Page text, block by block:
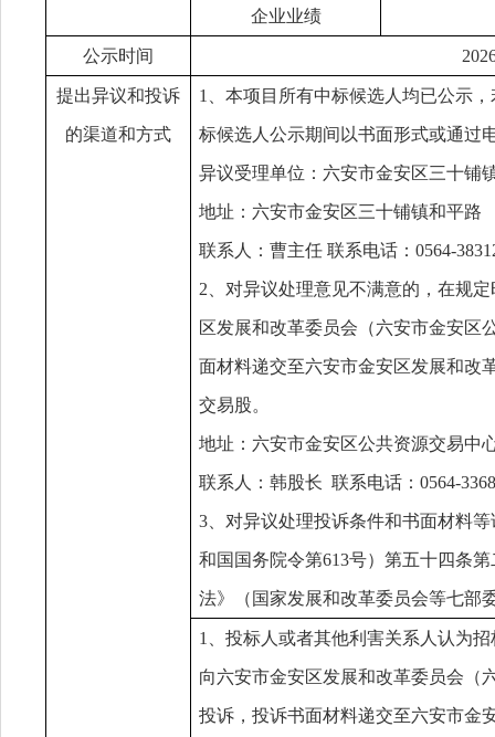
企业业绩
公示时间 202
提出异议和投诉
的渠道和方式
1、本项目所有中标候选人均已公示
标候选人公示期间以书面形式或通过
异议受理单位： 六安市金安区三十铺
地址： 六安市金安区三十铺镇和平路
联系人：曹主任 联系电话：0564-
2、对异议处理意见不满意的，在规
区发展和改革委员会（六安市金安区
面材料递交至六安市金安区发展和改
交易股。
地址：六安市金安区公共资源交易中
联系人：韩股长 联系电话：0564-
3、对异议处理投诉条件和书面材料
和国国务院令第613号）第五十四条
法》（国家发展和改革委员会等七部
1、投标人或者其他利害关系人认为
向六安市金安区发展和改革委员会（
投诉，投诉书面材料递交至六安市金